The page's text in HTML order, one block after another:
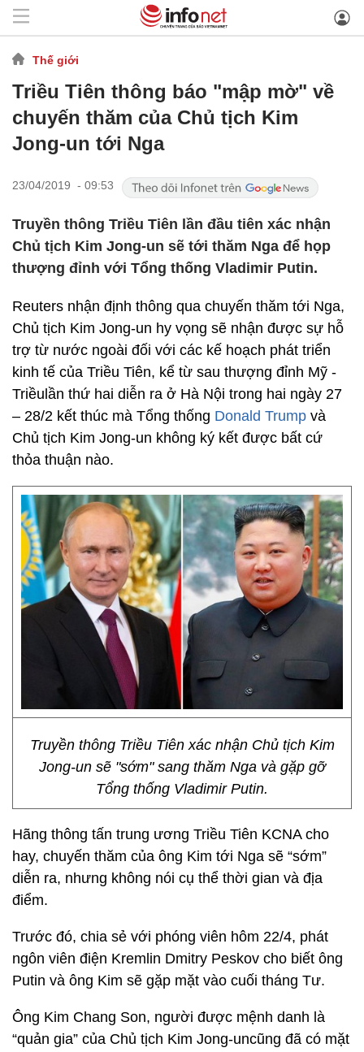
Thế giới
Triều Tiên thông báo "mập mờ" về
chuyến thăm của Chủ tịch Kim
Jong-un tới Nga
23/04/2019 - 09:53
Truyền thông Triều Tiên lần đầu tiên xác nhận
Chủ tịch Kim Jong-un sẽ tới thăm Nga để họp
thượng đỉnh với Tổng thống Vladimir Putin.
Reuters nhận định thông qua chuyến thăm tới Nga,
Chủ tịch Kim Jong-un hy vọng sẽ nhận được sự hỗ
trợ từ nước ngoài đối với các kế hoạch phát triển
kinh tế của Triều Tiên, kể từ sau thượng đỉnh Mỹ -
Triều lần thứ hai diễn ra ở Hà Nội trong hai ngày 27
– 28/2 kết thúc mà Tổng thống Donald Trump và
Chủ tịch Kim Jong-un không ký kết được bất cứ
thỏa thuận nào.
Truyền thông Triều Tiên xác nhận Chủ tịch Kim
Jong-un sẽ "sớm" sang thăm Nga và gặp gỡ
Tổng thống Vladimir Putin.
Hãng thông tấn trung ương Triều Tiên KCNA cho
hay, chuyến thăm của ông Kim tới Nga sẽ “sớm”
diễn ra, nhưng không nói cụ thể thời gian và địa
điểm.
Trước đó, chia sẻ với phóng viên hôm 22/4, phát
ngôn viên điện Kremlin Dmitry Peskov cho biết ông
Putin và ông Kim sẽ gặp mặt vào cuối tháng Tư.
Ông Kim Chang Son, người được mệnh danh là
“quản gia” của Chủ tịch Kim Jong-uncũng đã có mặt